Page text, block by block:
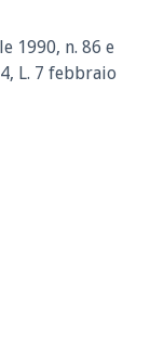
1990, n. 86 e
L. 7 febbraio